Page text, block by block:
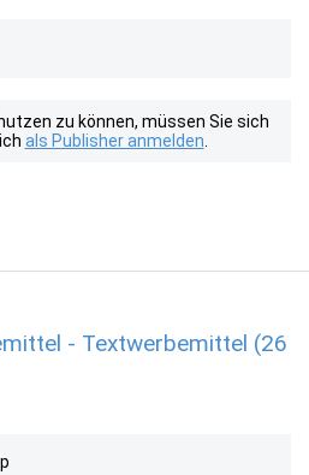
zu können, müssen Sie sich
als Publisher anmelden
- Textwerbemittel (26